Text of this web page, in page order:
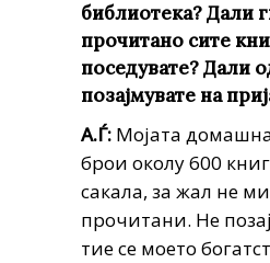
библиотека? Дали
прочитано сите
поседувате? Дали
позајмувате на
А.Ѓ: Мојата
брои околу 600
сакала, за жал не
прочитани. Не
тие се моето